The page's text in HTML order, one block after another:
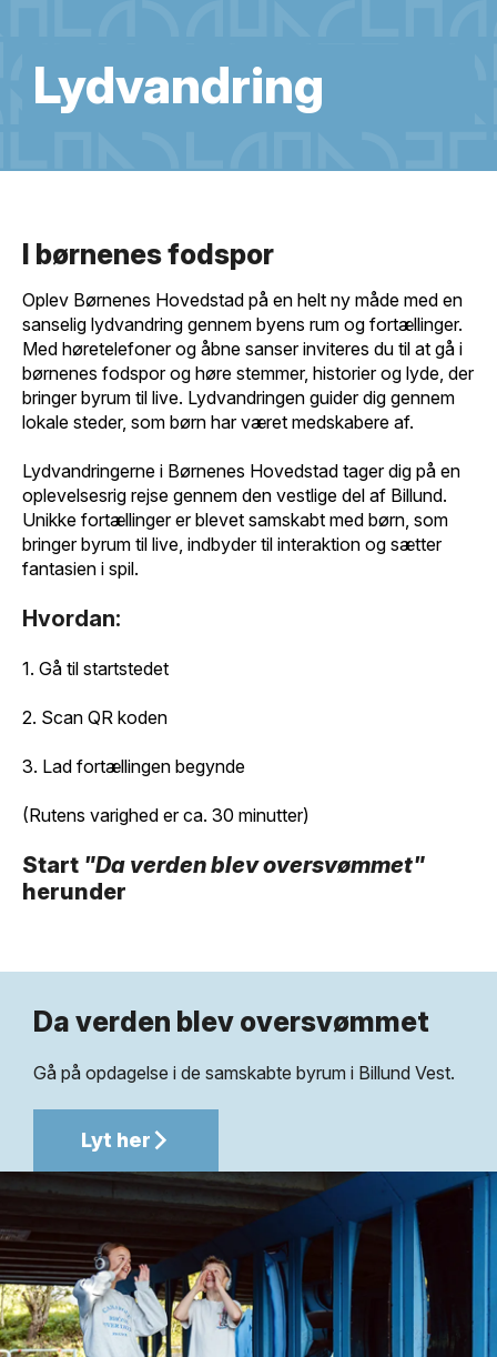
Lydvandring
I børnenes fodspor
Oplev Børnenes Hovedstad på en helt ny måde med en
sanselig lydvandring gennem byens rum og fortællinger.
Med høretelefoner og åbne sanser inviteres du til at gå i
børnenes fodspor og høre stemmer, historier og lyde, der
bringer byrum til live. Lydvandringen guider dig gennem
lokale steder, som børn har været medskabere af.
Lydvandringerne i Børnenes Hovedstad tager dig på en
oplevelsesrig rejse gennem den vestlige del af Billund.
Unikke fortællinger er blevet samskabt med børn, som
bringer byrum til live, indbyder til interaktion og sætter
fantasien i spil.
Hvordan:
1. Gå til startstedet
2. Scan QR koden
3. Lad fortællingen begynde
(Rutens varighed er ca. 30 minutter)
Start "Da verden blev oversvømmet"
herunder
Da verden blev oversvømmet
Gå på opdagelse i de samskabte byrum i Billund Vest.
Lyt her